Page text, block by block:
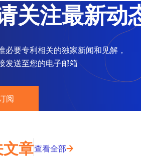
关注最新动
必要专利相关的独家新闻和见解，
发送至您的电子邮箱
阅
章查看全部